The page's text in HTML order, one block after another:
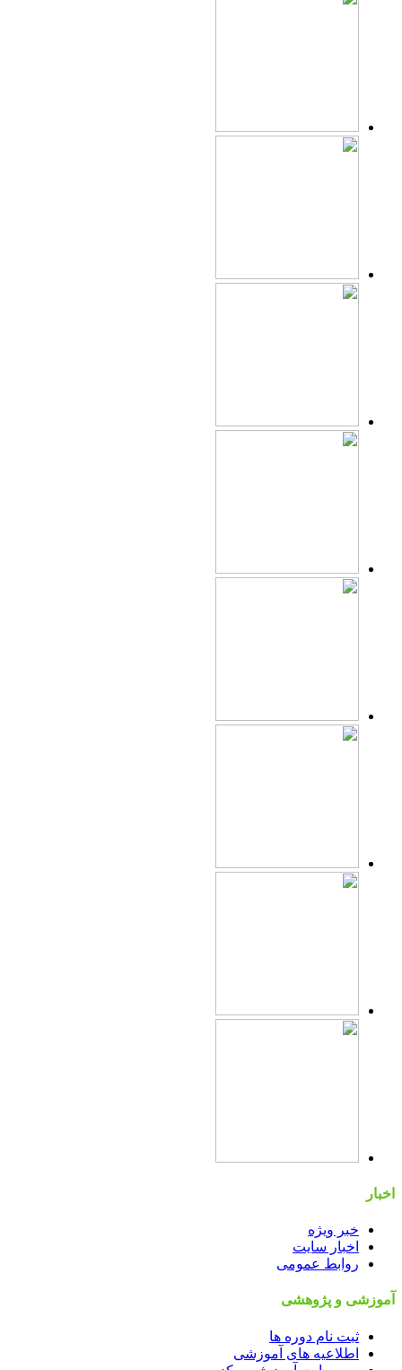
اخبار
خبر ویژه
اخبار سایت
روابط عمومی
آموزشی و پژوهشی
ثبت نام دوره ها
اطلاعیه های آموزشی